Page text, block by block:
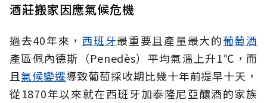
酒莊搬家因應氣候危機
過去40年來， 西班牙最重要且產量最大的葡萄酒
產區佩內德斯（Penedès）平均氣溫上升1℃，而
且氣候變遷導致葡萄採收期比幾十年前提早十天，
從1870年以來就在西班牙加泰隆尼亞釀酒的家族